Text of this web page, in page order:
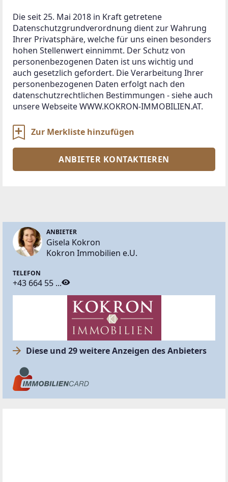
Die seit 25. Mai 2018 in Kraft getretene
Datenschutzgrundverordnung dient zur Wahrung
Ihrer Privatsphäre, welche für uns einen besonders
hohen Stellenwert einnimmt. Der Schutz von
personenbezogenen Daten ist uns wichtig und
auch gesetzlich gefordert. Die Verarbeitung Ihrer
personenbezogenen Daten erfolgt nach den
datenschutzrechtlichen Bestimmungen - siehe auch
Zur Merkliste hinzufügen
ANBIETER KONTAKTIEREN
ANBIETER
Gisela Kokron
Kokron Immobilien e.U.
TELEFON
+43 664 55 ...
Diese und 29 weitere Anzeigen des Anbieters